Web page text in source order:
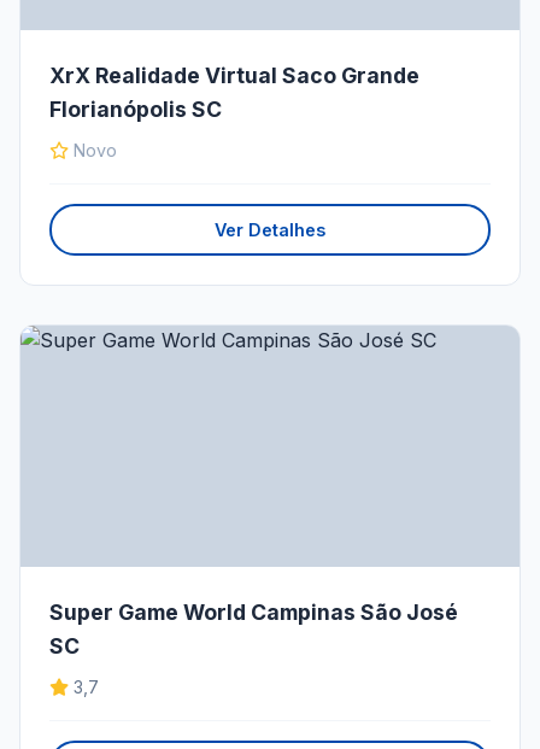
XrX Realidade Virtual Saco Grande
Florianópolis SC
Novo
Ver Detalhes
Super Game World Campinas São José
SC
3,7